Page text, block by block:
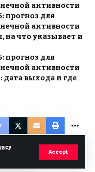
Accept
активности
прогноз для
активности
на что указывает и
прогноз для
активности
дата выхода и где
All Rights Reserved.